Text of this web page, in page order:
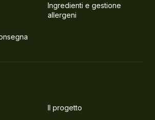
Ingredienti e gestione
allergeni
Il progetto